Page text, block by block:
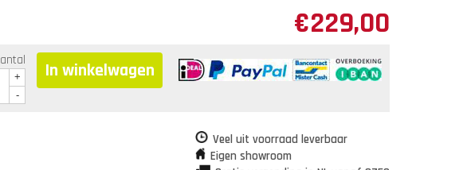
€229,00
+
-
In winkelwagen
Veel uit voorraad leverbaar
Eigen showroom